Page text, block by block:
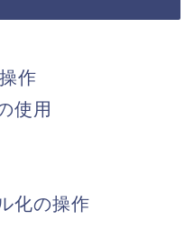
作
使用
化の操作